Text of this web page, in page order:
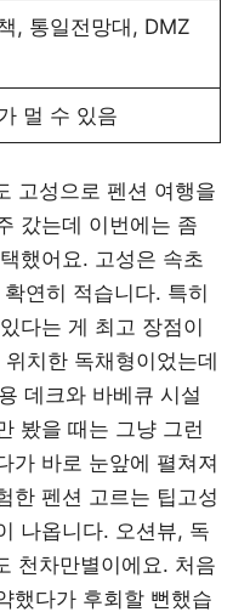
, 통일전망대, DMZ
멀 수 있음
고성으로 펜션 여행을
갔는데 이번에는 좀
했어요. 고성은 속초
연히 적습니다. 특히
다는 게 최고 장점이
치한 독채형이었는데
데크와 바베큐 시설
봤을 때는 그냥 그런
가 바로 눈앞에 펼쳐져
한 펜션 고르는 팁고성
나옵니다. 오션뷰, 독
천차만별이에요. 처음
했다가 후회할 뻔했습